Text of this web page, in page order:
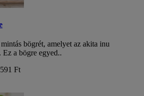
bögrét, amelyet az akita inu
a bögre egyed..
Ft